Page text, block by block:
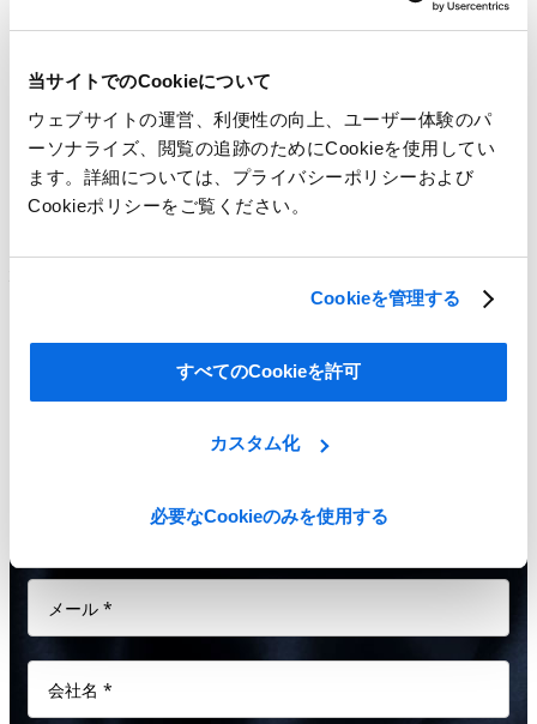
当サイトでのCookieについて
ウェブサイトの運営、利便性の向上、ユーザー体験のパ
ーソナライズ、閲覧の追跡のためにCookieを使用してい
ます。詳細については、プライバシーポリシーおよび
Cookieポリシーをご覧ください。
Cookieを管理する
すべてのCookieを許可
カスタム化
必要なCookieのみを使用する
百聞は一見に如かず
リモートでの協業をサポートする最新のシステムを活用し
にコントロールして、リモートでの意思決定を可能すること